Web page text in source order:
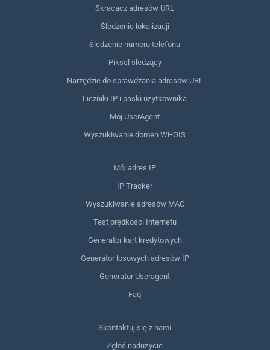
Skracacz adresów URL
Śledzenie lokalizacji
Śledzenie numeru telefonu
Piksel śledzący
Narzędzie do sprawdzania adresów URL
Liczniki IP i paski użytkownika
Mój UserAgent
Wyszukiwanie domen WHOIS
Mój adres IP
IP Tracker
Wyszukiwanie adresów MAC
Test prędkości Internetu
Generator kart kredytowych
Generator losowych adresów IP
Generator Useragent
Faq
Skontaktuj się z nami
Zgłoś nadużycie